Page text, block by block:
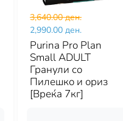
3,640.00 ден.
2,990.00 ден.
Purina Pro Plan
Small ADULT
Гранули со
Пилешко и ориз
[Вреќа 7кг]